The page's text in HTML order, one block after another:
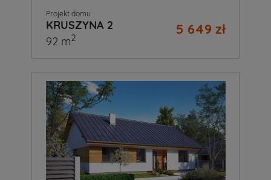
Projekt domu
KRUSZYNA 2 5 649 zł
92 m2